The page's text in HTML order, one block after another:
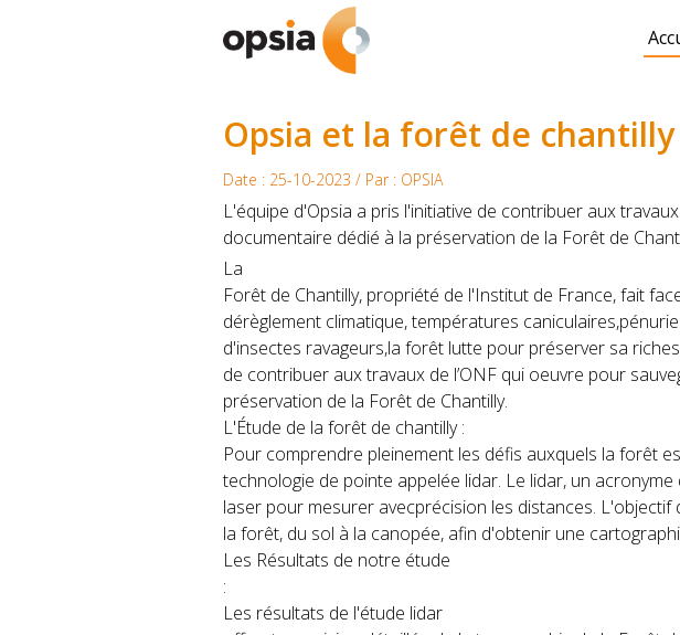
Opsia et la forêt de chantilly
Date : 25-10-2023 / Par : OPSIA
L'équipe d'Opsia a pris l'initiative de contribuer aux
documentaire dédié à la préservation de la Forêt de
La
Forêt de Chantilly, propriété de l'Institut de France, fait
dérèglement climatique, températures
d'insectes ravageurs,la forêt lutte pour préserver sa
de contribuer aux travaux de l’ONF qui oeuvre pour
préservation de la Forêt de Chantilly.
L'Étude de la forêt de chantilly :
Pour comprendre pleinement les défis auxquels la forêt
technologie de pointe appelée lidar. Le lidar, un
laser pour mesurer avecprécision les distances.
la forêt, du sol à la canopée, afin d'obtenir une
Les Résultats de notre étude
:
Les résultats de l'étude lidar